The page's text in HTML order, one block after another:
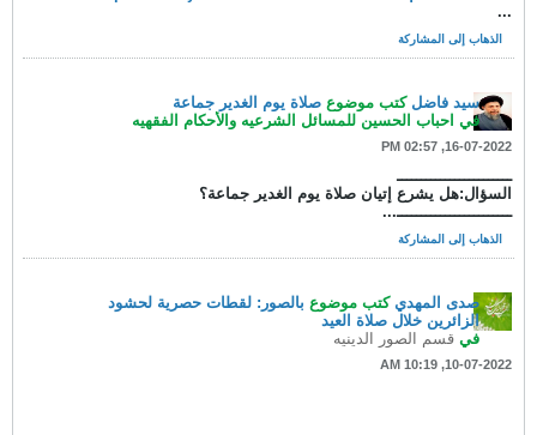
...
الذهاب إلى المشاركة
سيد فاضل كتب موضوع صلاة يوم الغدير جماعة
في احباب الحسين للمسائل الشرعيه والأحكام الفقهيه
16-07-2022, 02:57 PM
ــــــــــــــــــــــــ
السؤال:هل يشرع إتيان صلاة يوم الغدير جماعة؟
ــــــــــــــــــــــــ...
الذهاب إلى المشاركة
صدى المهدي كتب موضوع بالصور: لقطات حصرية لحشود
الزائرين خلال صلاة العيد
في قسم الصور الدينيه
10-07-2022, 10:19 AM